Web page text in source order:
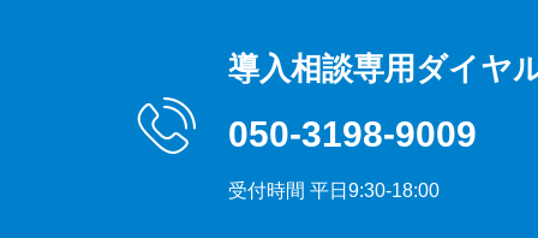
導入相談専用ダイヤ
050-3198-9009
受付時間 平日9:30-18:00